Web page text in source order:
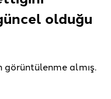
olduğu
görüntülenme almış.